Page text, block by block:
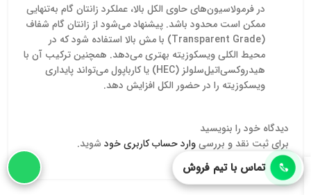
در فرمولاسیون‌های حاوی الکل بالا، عملکرد زانتان گام به‌تنهایی
ممکن است محدود باشد. پیشنهاد می‌شود از زانتان گام شفاف
(Transparent Grade) با مش بالا استفاده شود که در
محیط الکلی ویسکوزیته بهتری می‌دهد. همچنین ترکیب آن با
هیدروکسی‌اتیل‌سلولز (HEC) یا کارباپول می‌تواند پایداری
ویسکوزیته را در حضور الکل افزایش دهد.
دیدگاه خود را بنویسید
برای ثبت نقد و بررسیوارد حساب کاربری خود شوید.
تماس با تیم فروش